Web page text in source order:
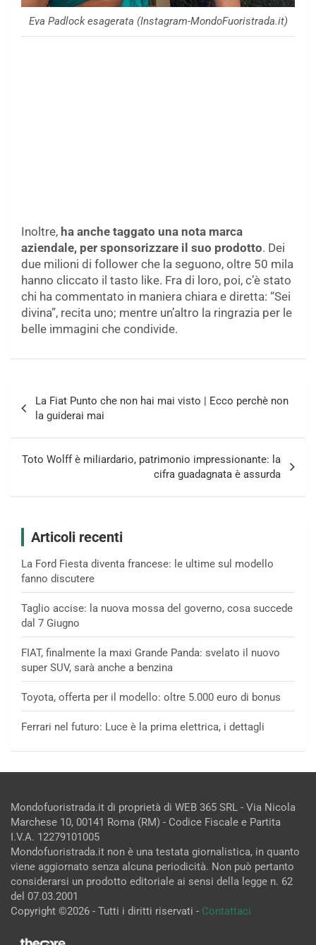
Eva Padlock esagerata (Instagram-MondoFuoristrada.it)
Inoltre, ha anche taggato una nota marca
aziendale, per sponsorizzare il suo prodotto. Dei
due milioni di follower che la seguono, oltre 50 mila
hanno cliccato il tasto like. Fra di loro, poi, c’è stato
chi ha commentato in maniera chiara e diretta: “Sei
divina”, recita uno; mentre un’altro la ringrazia per le
belle immagini che condivide.
articoli
La Fiat Punto che non hai mai visto | Ecco perchè non
la guiderai mai
Toto Wolff è miliardario, patrimonio impressionante: la
cifra guadagnata è assurda
Articoli recenti
La Ford Fiesta diventa francese: le ultime sul modello
fanno discutere
Taglio accise: la nuova mossa del governo, cosa succede
dal 7 Giugno
FIAT, finalmente la maxi Grande Panda: svelato il nuovo
super SUV, sarà anche a benzina
Toyota, offerta per il modello: oltre 5.000 euro di bonus
Ferrari nel futuro: Luce è la prima elettrica, i dettagli
Mondofuoristrada.it di proprietà di WEB 365 SRL - Via Nicola
Marchese 10, 00141 Roma (RM) - Codice Fiscale e Partita
I.V.A. 12279101005
Mondofuoristrada.it non è una testata giornalistica, in quanto
viene aggiornato senza alcuna periodicità. Non può pertanto
considerarsi un prodotto editoriale ai sensi della legge n. 62
del 07.03.2001
Copyright ©2026 - Tutti i diritti riservati - Contattaci